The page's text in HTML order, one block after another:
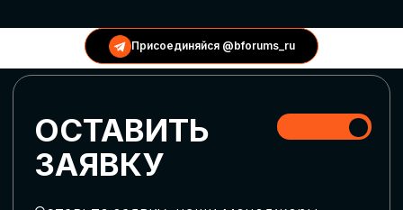
Присоединяйся @bforums_ru
ГЛОБАЛЬНАЯ
ЦИФРОВИЗАЦИЯ
актуальных трендов глобальной цифровой
трансформации. Узнаем о новых подходах
массовом использовании ИИ-
инструментов, обеспечении